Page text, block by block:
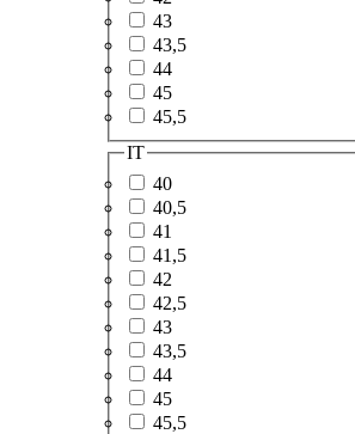
43
43,5
44
45
45,5
IT
40
40,5
41
41,5
42
42,5
43
43,5
44
45
45,5